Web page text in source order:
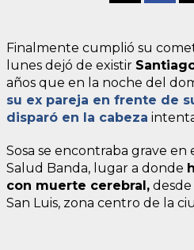
Finalmente cumplió su
lunes dejó de existir
años que en la noche del
su ex pareja en frente de
disparó en la cabeza
Sosa se encontraba grave
Salud Banda, lugar a donde
con muerte cerebral, desde
San Luis, zona centro de la